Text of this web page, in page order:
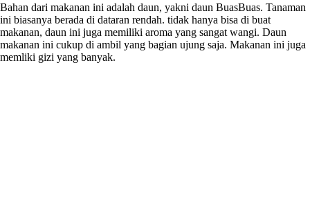
Bahan dari makanan ini adalah daun, yakni daun BuasBuas. Tanaman
ini biasanya berada di dataran rendah. tidak hanya bisa di buat
makanan, daun ini juga memiliki aroma yang sangat wangi. Daun
makanan ini cukup di ambil yang bagian ujung saja. Makanan ini juga
memliki gizi yang banyak.